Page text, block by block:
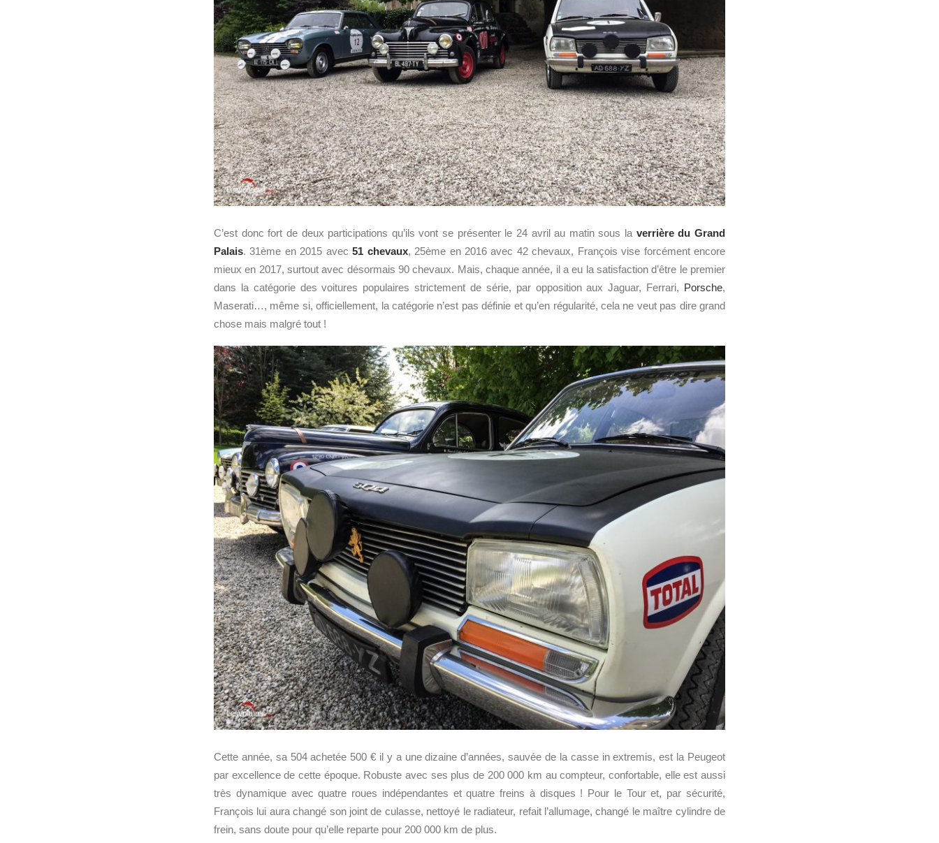
C’est donc fort de deux participations qu’ils vont se présenter le 24 avril au matin sous la verrière du Grand
Palais. 31ème en 2015 avec51 chevaux, 25ème en 2016 avec 42 chevaux, François vise forcément encore
mieux en 2017, surtout avec désormais 90 chevaux. Mais, chaque année, il a eu la satisfaction d’être le premier
dans la catégorie des voitures populaires strictement de série, par opposition aux Jaguar, Ferrari, Porsche,
Maserati…, même si, officiellement, la catégorie n’est pas définie et qu’en régularité, cela ne veut pas dire grand
chose mais malgré tout !
Cette année, sa 504 achetée 500 € il y a une dizaine d’années, sauvée de la casse in extremis, est la Peugeot
par excellence de cette époque. Robuste avec ses plus de 200 000 km au compteur, confortable, elle est aussi
très dynamique avec quatre roues indépendantes et quatre freins à disques ! Pour le Tour et, par sécurité,
François lui aura changé son joint de culasse, nettoyé le radiateur, refait l’allumage, changé le maître cylindre de
frein, sans doute pour qu’elle reparte pour 200 000 km de plus.